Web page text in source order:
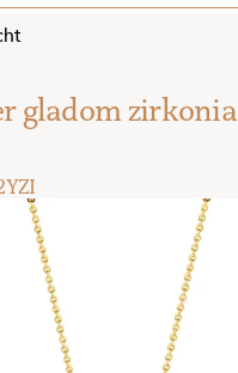
gladom zirkonia